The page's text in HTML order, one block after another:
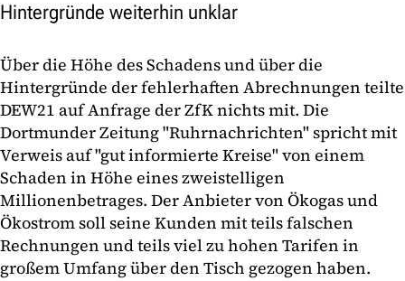
Hintergründe weiterhin unklar
Über die Höhe des Schadens und über die
Hintergründe der fehlerhaften Abrechnungen teilte
DEW21 auf Anfrage der ZfK nichts mit. Die
Dortmunder Zeitung "Ruhrnachrichten" spricht mit
Verweis auf "gut informierte Kreise" von einem
Schaden in Höhe eines zweistelligen
Millionenbetrages. Der Anbieter von Ökogas und
Ökostrom soll seine Kunden mit teils falschen
Rechnungen und teils viel zu hohen Tarifen in
großem Umfang über den Tisch gezogen haben.